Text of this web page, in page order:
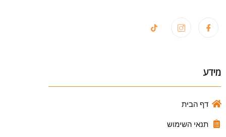
מידע
דף הבית
תנאי השימוש